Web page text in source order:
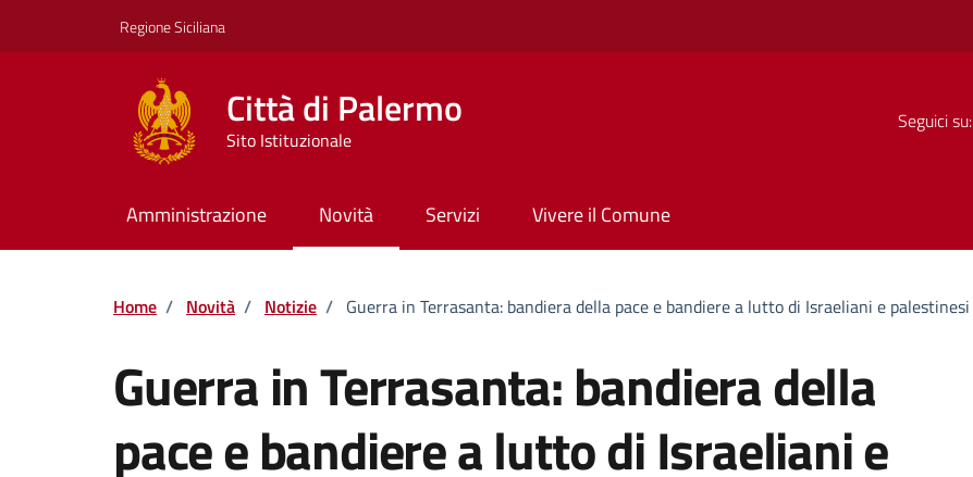
Regione Siciliana
Città di Palermo
Sito Istituzionale
Seguici su:
Amministrazione Novità Servizi Vivere il Comune
Home / Novità / Notizie / Guerra in Terrasanta: bandiera della pace e bandiere a lutto di Israeliani e palestinesi
Guerra in Terrasanta: bandiera della
pace e bandiere a lutto di Israeliani e